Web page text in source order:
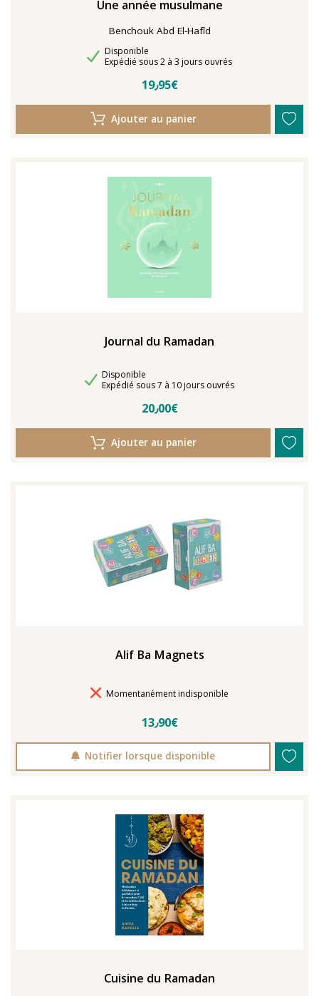
Une année musulmane
Benchouk Abd El-Hafîd
Disponibilité
Disponible
Délais de livraison
Expédié sous 2 à 3 jours ouvrés
19٫95€
Ajouter au panier
Journal du Ramadan
Disponibilité
Disponible
Délais de livraison
Expédié sous 7 à 10 jours ouvrés
20٫00€
Ajouter au panier
Alif Ba Magnets
Délais de livraison
Momentanément indisponible
13٫90€
Notifier lorsque disponible
Cuisine du Ramadan